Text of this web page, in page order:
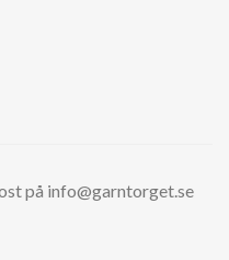
på info@garntorget.se